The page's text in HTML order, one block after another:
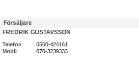
Försäljare
FREDRIK GUSTAVSSON
Telefon
0500-424161
Mobil
070-3239333